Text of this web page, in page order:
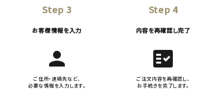
Step 3
お客様情報を入力
person
ご住所・連絡先など、
必要な情報を入力します。
Step 4
内容を再確認し完了
fact_check
ご注文内容を再確認し、
お手続きを完了します。